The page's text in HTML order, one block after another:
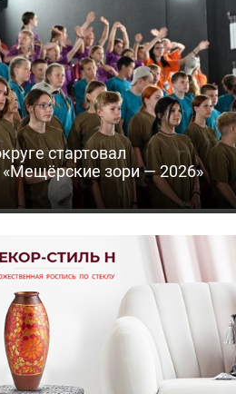
стартовал
«Мещёрские зори — 2026»